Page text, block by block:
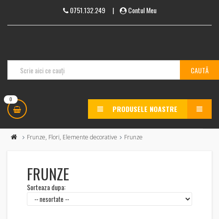
0751.132.249| Contul Meu
0
PRODUSELE NOASTRE MENU
Frunze, Flori, Elemente decorative Frunze
FRUNZE
Sorteaza dupa: